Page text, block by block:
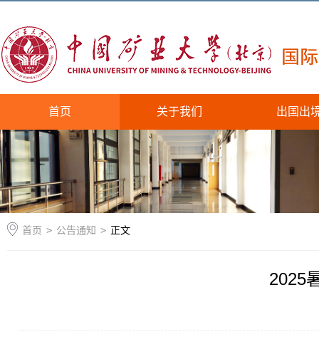
首页 关于我们 出国出
首页 > 公告通知 > 正文
2025